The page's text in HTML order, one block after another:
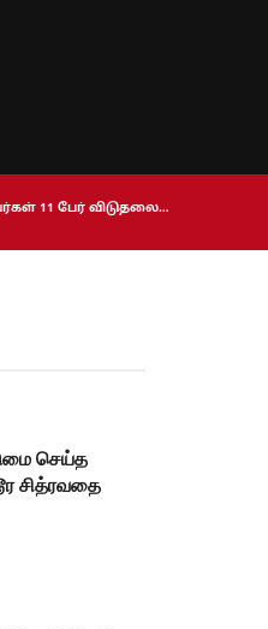
11 பேர் விடுதலை…
செய்த
சித்ரவதை